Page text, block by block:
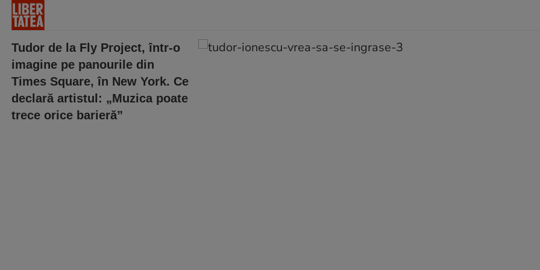
Tudor de la Fly Project, într-o
imagine pe panourile din
Times Square, în New York. Ce
declară artistul: „Muzica poate
trece orice barieră”